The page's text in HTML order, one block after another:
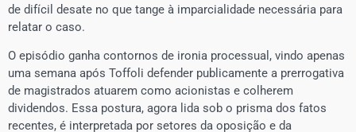
de difícil desate no que tange à imparcialidade necessária para
relatar o caso.
O episódio ganha contornos de ironia processual, vindo apenas
uma semana após Toffoli defender publicamente a prerrogativa
de magistrados atuarem como acionistas e colherem
dividendos. Essa postura, agora lida sob o prisma dos fatos
recentes, é interpretada por setores da oposição e da